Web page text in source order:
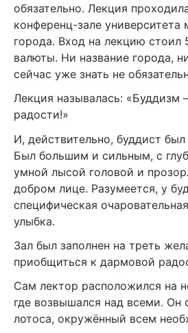
обязательно. Лекция
конференц-зале университета
города. Вход на лекцию стоил
валюты. Ни название города,
сейчас уже знать не
Лекция называлась: «Буддизм
радости!»
И, действительно, буддист
Был большим и сильным, с
умной лысой головой и
добром лице. Разумеется, у
специфическая
улыбка.
Зал был заполнен на треть
приобщиться к дармовой
Сам лектор расположился на
где возвышался над всеми. Он
лотоса, окружённый всем